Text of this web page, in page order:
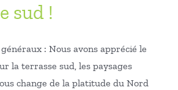
sud !
: Nous avons apprécié le
la terrasse sud, les paysages
change de la platitude du Nord